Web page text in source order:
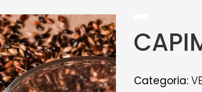
Categoria: